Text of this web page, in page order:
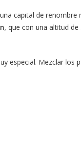
capital de
, que con una altitud
especial. Mezclar los